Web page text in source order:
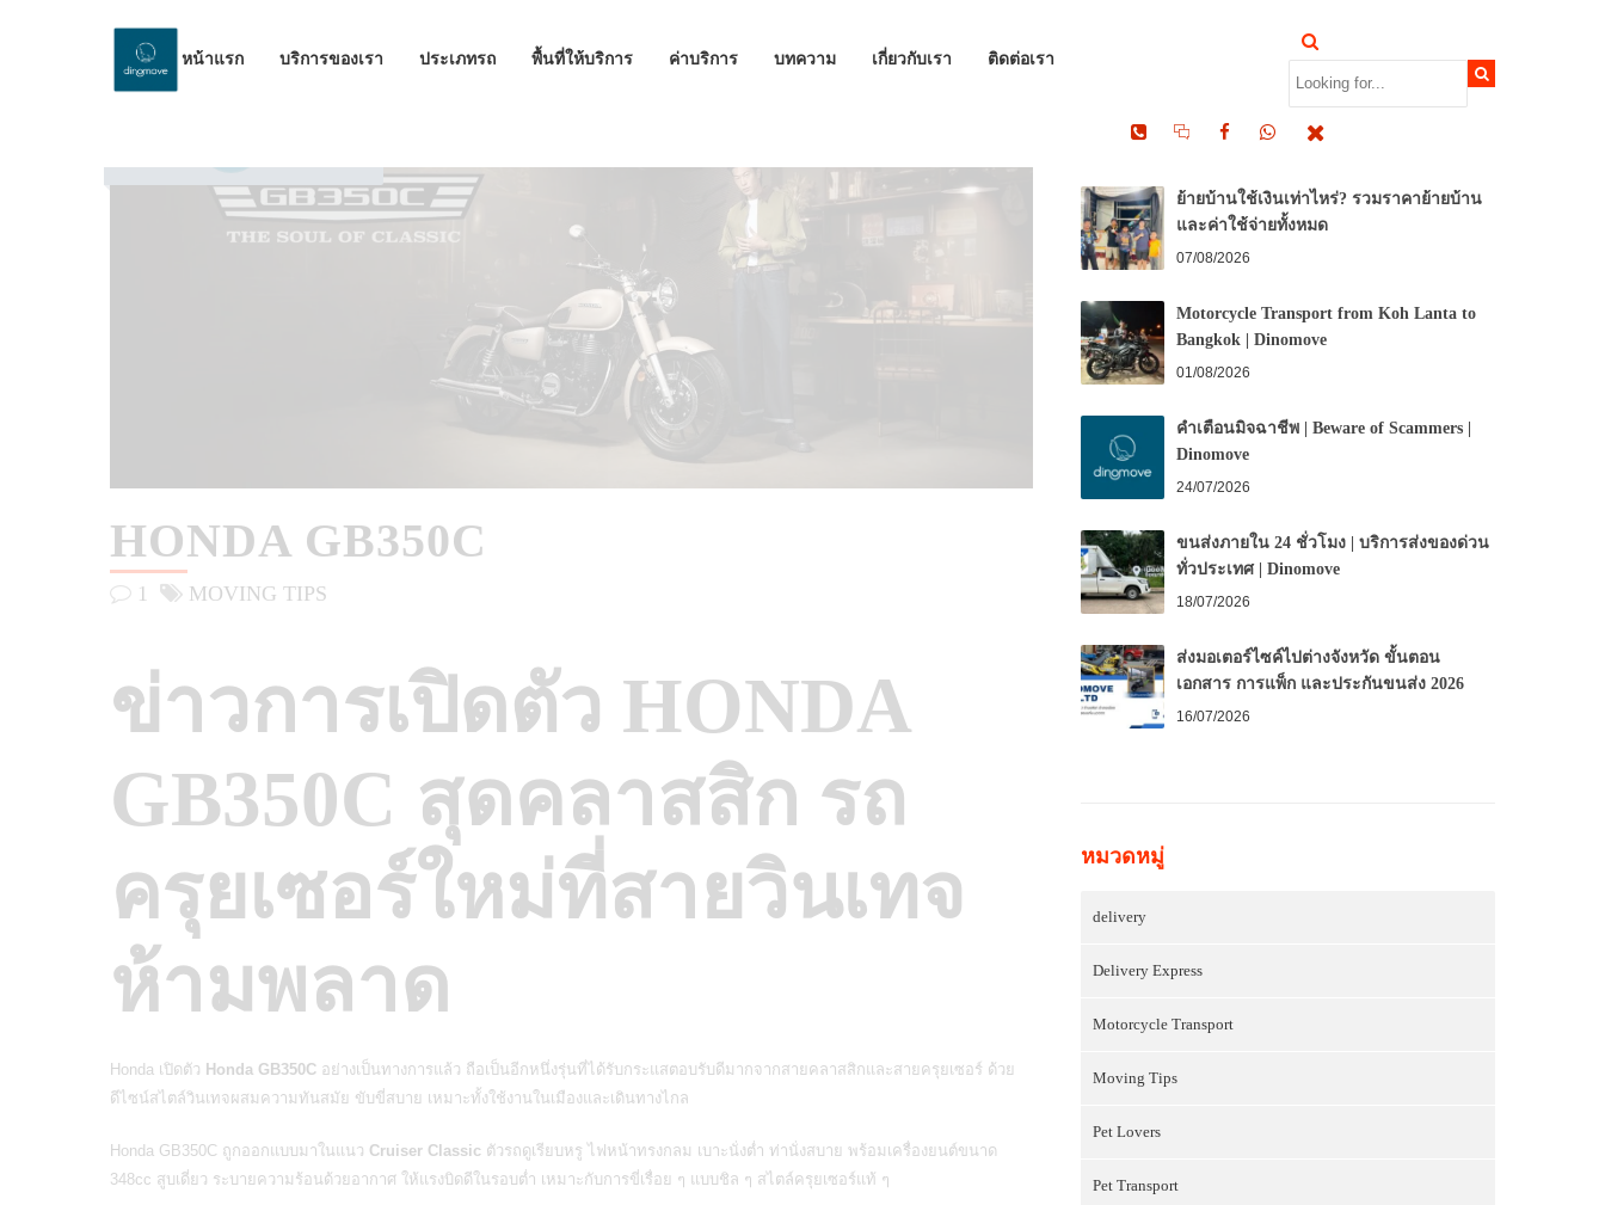
หน้าแรก บริการของเรา ประเภทรถ พื้นที่ให้บริการ ค่าบริการ บทความ เกี่ยวกับเรา ติดต่อเรา
HONDA GB350C
1 MOVING TIPS
ข่าวการเปิดตัว HONDA
GB350C สุดคลาสสิก รถ
ครุยเซอร์ใหม่ที่สายวินเทจ
ห้ามพลาด
Honda เปิดตัว Honda GB350C อย่างเป็นทางการแล้ว ถือเป็นอีกหนึ่งรุ่นที่ได้รับกระแสตอบรับดีมากจากสายคลาสสิกและสายครุยเซอร์ ด้วย
ดีไซน์สไตล์วินเทจผสมความทันสมัย ขับขี่สบาย เหมาะทั้งใช้งานในเมืองและเดินทางไกล
Honda GB350C ถูกออกแบบมาในแนว Cruiser Classic ตัวรถดูเรียบหรู ไฟหน้าทรงกลม เบาะนั่งต่ำ ท่านั่งสบาย พร้อมเครื่องยนต์ขนาด
348cc สูบเดี่ยว ระบายความร้อนด้วยอากาศ ให้แรงบิดดีในรอบต่ำ เหมาะกับการขี่เรื่อย ๆ แบบชิล ๆ สไตล์ครุยเซอร์แท้ ๆ
RECENT POSTS
ย้ายบ้านใช้เงินเท่าไหร่? รวมราคาย้ายบ้าน
และค่าใช้จ่ายทั้งหมด
07/08/2026
Motorcycle Transport from Koh Lanta to
Bangkok | Dinomove
01/08/2026
คำเตือนมิจฉาชีพ | Beware of Scammers |
Dinomove
24/07/2026
ขนส่งภายใน 24 ชั่วโมง | บริการส่งของด่วน
ทั่วประเทศ | Dinomove
18/07/2026
ส่งมอเตอร์ไซค์ไปต่างจังหวัด ขั้นตอน
เอกสาร การแพ็ก และประกันขนส่ง 2026
16/07/2026
หมวดหมู่
delivery
Delivery Express
Motorcycle Transport
Moving Tips
Pet Lovers
Pet Transport